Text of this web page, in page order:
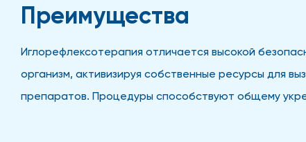
Преимущества
Иглорефлексотерапия отличается высокой
организм, активизируя собственные ресурсы для
препаратов. Процедуры способствуют общему